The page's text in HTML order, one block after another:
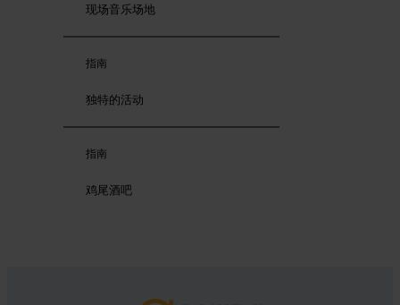
现场音乐场地
指南
独特的活动
指南
鸡尾酒吧